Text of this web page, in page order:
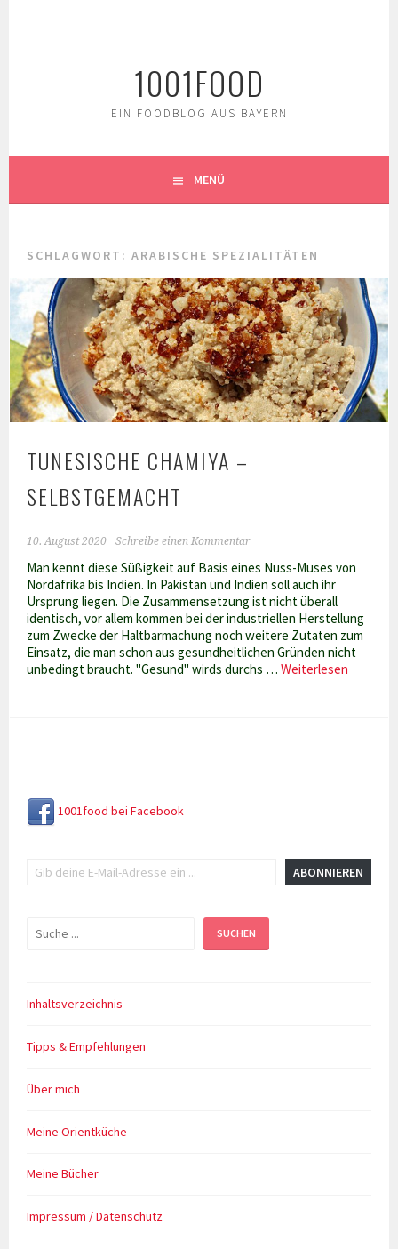
1001FOOD
EIN FOODBLOG AUS BAYERN
MENÜ
SCHLAGWORT:ARABISCHE SPEZIALITÄTEN
TUNESISCHE CHAMIYA –
SELBSTGEMACHT
10. August 2020 Schreibe einen Kommentar
Man kennt diese Süßigkeit auf Basis eines Nuss-Muses von
Nordafrika bis Indien. In Pakistan und Indien soll auch ihr
Ursprung liegen. Die Zusammensetzung ist nicht überall
identisch, vor allem kommen bei der industriellen Herstellung
zum Zwecke der Haltbarmachung noch weitere Zutaten zum
Einsatz, die man schon aus gesundheitlichen Gründen nicht
unbedingt braucht. "Gesund" wirds durchs …Weiterlesen
1001food bei Facebook
ABONNIEREN
Suchen SUCHEN
Inhaltsverzeichnis
Tipps & Empfehlungen
Über mich
Meine Orientküche
Meine Bücher
Impressum / Datenschutz